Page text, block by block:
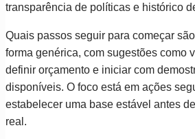
transparência de políticas e histórico
Quais passos seguir para começar
forma genérica, com sugestões como
definir orçamento e iniciar com
disponíveis. O foco está em ações
estabelecer uma base estável antes
real.